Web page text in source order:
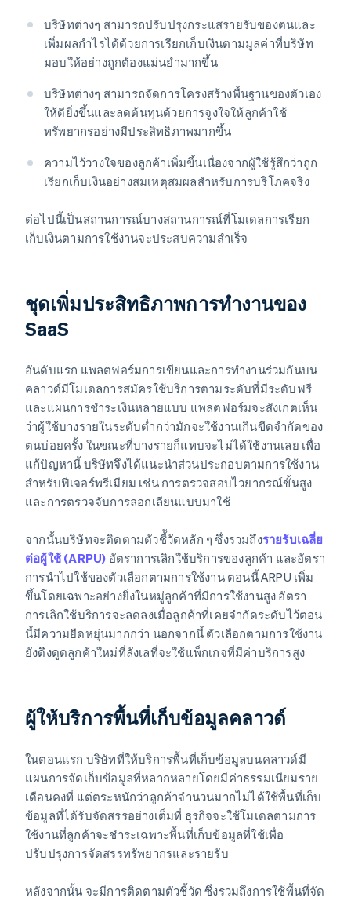
บริษัทต่างๆ สามารถปรับปรุงกระแสรายรับของตนและ
เพิ่มผลกําไรได้ด้วยการเรียกเก็บเงินตามมูลค่าที่บริษัท
มอบให้อย่างถูกต้องแม่นยํามากขึ้น
บริษัทต่างๆ สามารถจัดการโครงสร้างพื้นฐานของตัวเอง
ให้ดียิ่งขึ้นและลดต้นทุนด้วยการจูงใจให้ลูกค้าใช้
ทรัพยากรอย่างมีประสิทธิภาพมากขึ้น
ความไว้วางใจของลูกค้าเพิ่มขึ้นเนื่องจากผู้ใช้รู้สึกว่าถูก
เรียกเก็บเงินอย่างสมเหตุสมผลสําหรับการบริโภคจริง
ต่อไปนี้เป็นสถานการณ์บางสถานการณ์ที่โมเดลการเรียก
เก็บเงินตามการใช้งานจะประสบความสําเร็จ
ชุดเพิ่มประสิทธิภาพการทํางานของ
SaaS
อันดับแรก แพลตฟอร์มการเขียนและการทํางานร่วมกันบน
คลาวด์มีโมเดลการสมัครใช้บริการตามระดับที่มีระดับฟรี
และแผนการชําระเงินหลายแบบ แพลตฟอร์มจะสังเกตเห็น
ว่าผู้ใช้บางรายในระดับต่ำกว่ามักจะใช้งานเกินขีดจำกัดของ
ตนบ่อยครั้ง ในขณะที่บางรายก็แทบจะไม่ได้ใช้งานเลย เพื่อ
แก้ปัญหานี้ บริษัทจึงได้แนะนำส่วนประกอบตามการใช้งาน
สำหรับฟีเจอร์พรีเมียม เช่น การตรวจสอบไวยากรณ์ขั้นสูง
และการตรวจจับการลอกเลียนแบบมาใช้
จากนั้นบริษัทจะติดตามตัวชี้ัวัดหลัก ๆ ซึ่งรวมถึงรายรับเฉลี่ย
ต่อผู้ใช้ (ARPU) อัตราการเลิกใช้บริการของลูกค้า และอัตรา
การนําไปใช้ของตัวเลือกตามการใช้งาน ตอนนี้ ARPU เพิ่ม
ขึ้นโดยเฉพาะอย่างยิ่งในหมู่ลูกค้าที่มีการใช้งานสูง อัตรา
การเลิกใช้บริการจะลดลงเมื่อลูกค้าที่เคยจํากัดระดับไว้ตอน
นี้มีความยืดหยุ่นมากกว่า นอกจากนี้ ตัวเลือกตามการใช้งาน
ยังดึงดูดลูกค้าใหม่ที่ลังเลที่จะใช้แพ็กเกจที่มีค่าบริการสูง
ผู้ให้บริการพื้นที่เก็บข้อมูลคลาวด์
ในตอนแรก บริษัทที่ให้บริการพื้นที่เก็บข้อมูลบนคลาวด์มี
แผนการจัดเก็บข้อมูลที่หลากหลายโดยมีค่าธรรมเนียมราย
เดือนคงที่ แต่ตระหนักว่าลูกค้าจํานวนมากไม่ได้ใช้พื้นที่เก็บ
ข้อมูลที่ได้รับจัดสรรอย่างเต็มที่ ธุรกิจจะใช้โมเดลตามการ
ใช้งานที่ลูกค้าจะชําระเฉพาะพื้นที่เก็บข้อมูลที่ใช้เพื่อ
ปรับปรุงการจัดสรรทรัพยากรและรายรับ
หลังจากนั้น จะมีการติดตามตัวชี้วัด ซึ่งรวมถึงการใช้พื้นที่จัด